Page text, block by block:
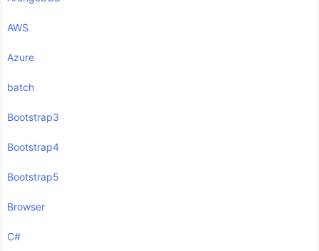
AWS
Azure
batch
Bootstrap3
Bootstrap4
Bootstrap5
Browser
C#